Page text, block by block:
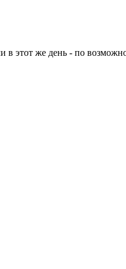
в этот же день - по